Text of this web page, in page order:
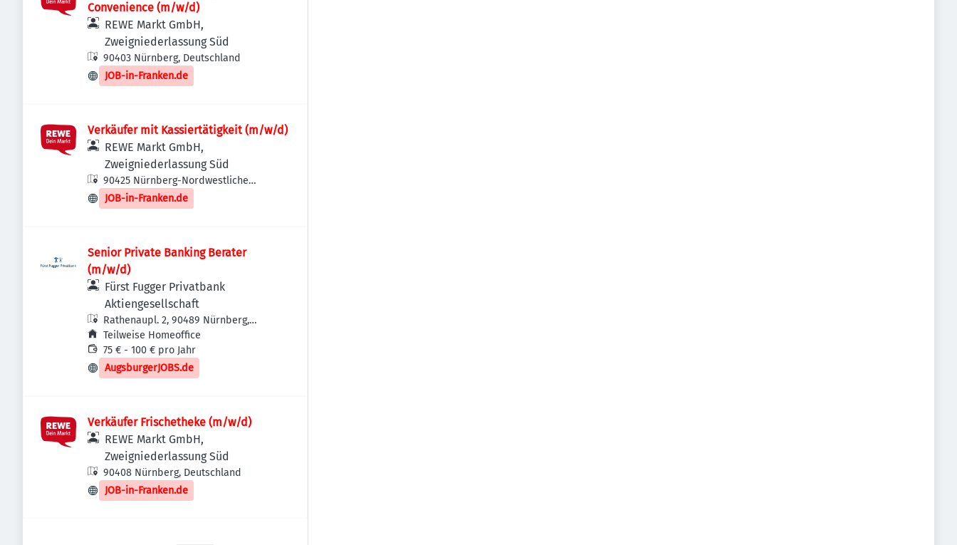
Convenience (m/w/d)
REWE Markt GmbH,
Zweigniederlassung Süd
90403 Nürnberg, Deutschland
JOB-in-Franken.de
Verkäufer mit Kassiertätigkeit (m/w/d)
REWE Markt GmbH,
Zweigniederlassung Süd
90425 Nürnberg-Nordwestliche
Außenstadt, Deutschland
JOB-in-Franken.de
Senior Private Banking Berater
(m/w/d)
Fürst Fugger Privatbank
Aktiengesellschaft
Rathenaupl. 2, 90489 Nürnberg,
Deutschland
Teilweise Homeoffice
75 € - 100 € pro Jahr
AugsburgerJOBS.de
Verkäufer Frischetheke (m/w/d)
REWE Markt GmbH,
Zweigniederlassung Süd
90408 Nürnberg, Deutschland
JOB-in-Franken.de